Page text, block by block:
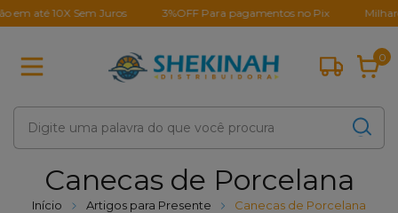
até 10X Sem Juros 3%OFF Para pagamentos no Pix
0
Canecas de Porcelana
Início Artigos para Presente Canecas de Porcelana